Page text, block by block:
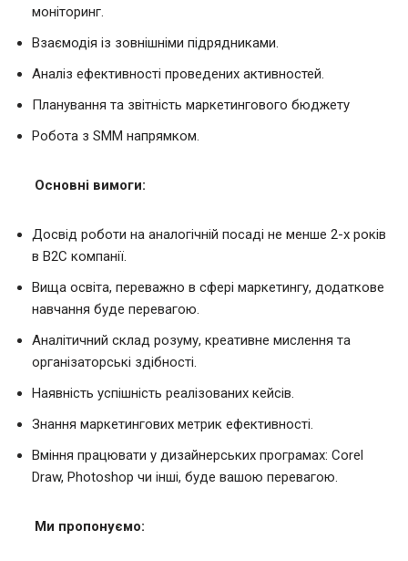
моніторинг.
Взаємодія із зовнішніми підрядниками.
Аналіз ефективності проведених активностей.
Планування та звітність маркетингового бюджету
Робота з SMM напрямком.
Основні вимоги:
Досвід роботи на аналогічній посаді не менше 2-х років
в B2C компанії.
Вища освіта, переважно в сфері маркетингу, додаткове
навчання буде перевагою.
Аналітичний склад розуму, креативне мислення та
організаторські здібності.
Наявність успішність реалізованих кейсів.
Знання маркетингових метрик ефективності.
Вміння працювати у дизайнерських програмах: Corel
Draw, Photoshop чи інші, буде вашою перевагою.
Ми пропонуємо: